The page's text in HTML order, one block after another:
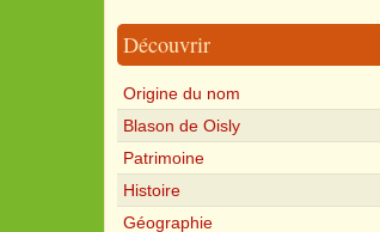
Découvrir
Origine du nom
Blason de Oisly
Patrimoine
Histoire
Géographie